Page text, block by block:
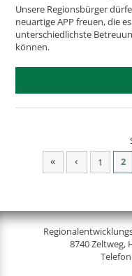
Unsere Regionsbürger
neuartige APP freuen, die
unterschiedlichste
können.
« ‹ 1 2
8740 Zeltweg,